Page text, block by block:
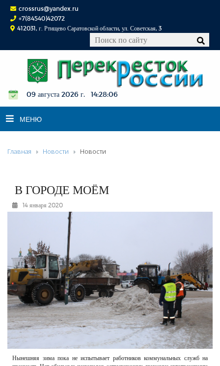
crossrus@yandex.ru
+7(84540)42072
412031, г. Ртищево Саратовской области, ул. Советская, 3
09 августа 2026 г. 14:28:07
МЕНЮ
НОВОСТИ
К СВЕДЕНИЮ
ФОТОРЕПОРТАЖИ
РЕКЛАМОДАТЕЛЯМ
ОБЪЯВЛЕНИЯ
КОНТАКТЫ
Главная Новости Новости
В ГОРОДЕ МОЁМ
14 января 2020
Нынешняя зима пока не испытывает работников коммунальных служб на